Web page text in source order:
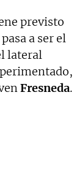
previsto
a ser el
lateral
Fresneda.